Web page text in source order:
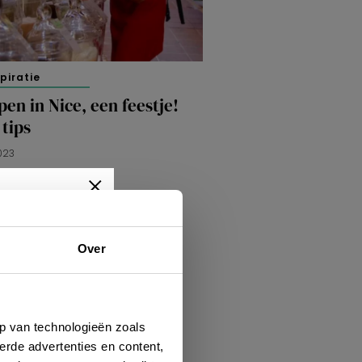
Over
van technologieën zoals
advertenties en content,
in Nice, een feestje!
tips